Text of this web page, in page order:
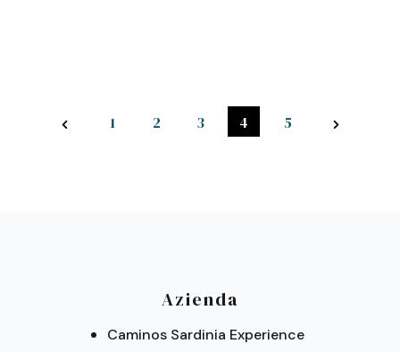
1 2 3 4 5
Azienda
Caminos Sardinia Experience